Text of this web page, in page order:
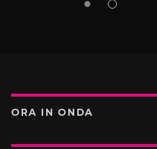
ORA IN ONDA